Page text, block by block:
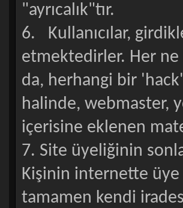
"ayrıcalık"tır.
6. Kullanıcılar,
etmektedirler. Her ne
da, herhangi bir
halinde, webmaster,
içerisine eklenen
7. Site üyeliğinin
Kişinin internette üye
tamamen kendi